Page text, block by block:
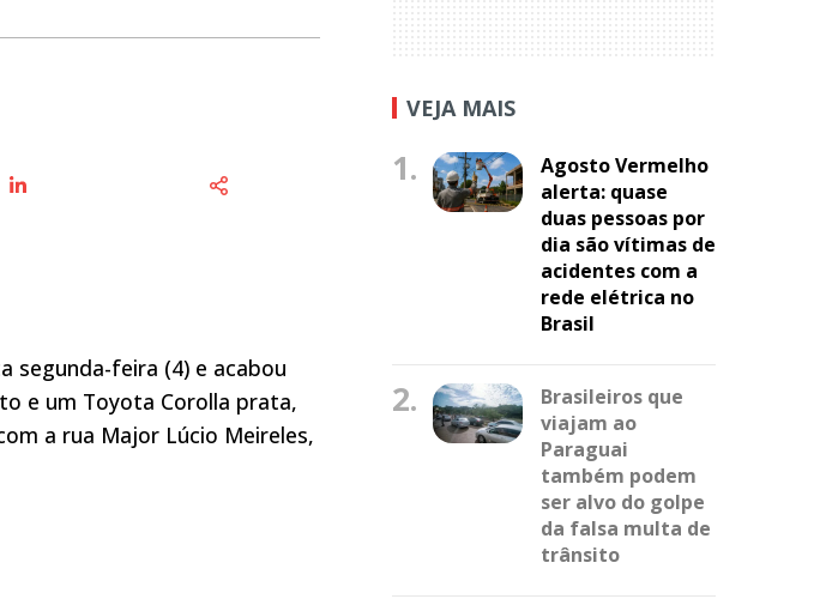
segunda-feira (4) e acabou
e um Toyota Corolla prata,
a rua Major Lúcio Meireles,
VEJA MAIS
1.
Agosto Vermelho
alerta: quase
duas pessoas por
dia são vítimas de
acidentes com a
rede elétrica no
Brasil
2.
Brasileiros que
viajam ao
Paraguai
também podem
ser alvo do golpe
da falsa multa de
trânsito